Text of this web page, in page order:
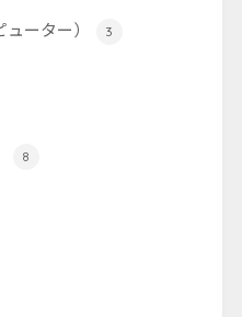
ーター） 3
8